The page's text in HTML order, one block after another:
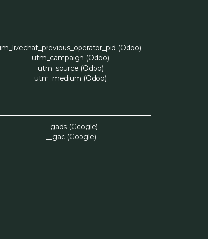
im_livechat_previous_operator_pid (Odoo)
utm_campaign (Odoo)
utm_source (Odoo)
utm_medium (Odoo)
__gads (Google)
__gac (Google)